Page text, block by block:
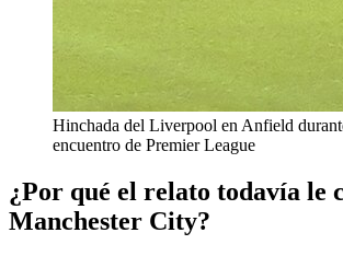
Hinchada del Liverpool en Anfield
encuentro de Premier League
¿Por qué el relato todavía le
Manchester City?